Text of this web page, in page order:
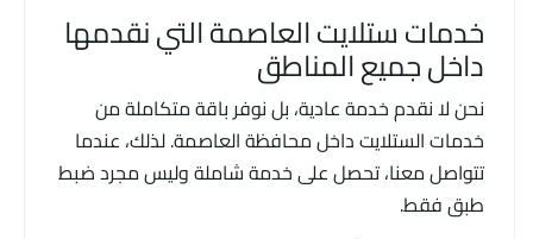
خدمات ستلايت العاصمة التي نقدمها
داخل جميع المناطق
نحن لا نقدم خدمة عادية، بل نوفر باقة متكاملة من
خدمات الستلايت داخل محافظة العاصمة. لذلك، عندما
تتواصل معنا، تحصل على خدمة شاملة وليس مجرد ضبط
طبق فقط.